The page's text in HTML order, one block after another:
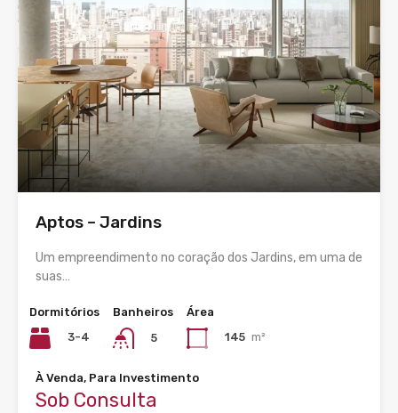
Aptos – Jardins
Um empreendimento no coração dos Jardins, em uma de
suas…
Dormitórios
3-4
Banheiros
5
Área
145 m²
À Venda, Para Investimento
Sob Consulta